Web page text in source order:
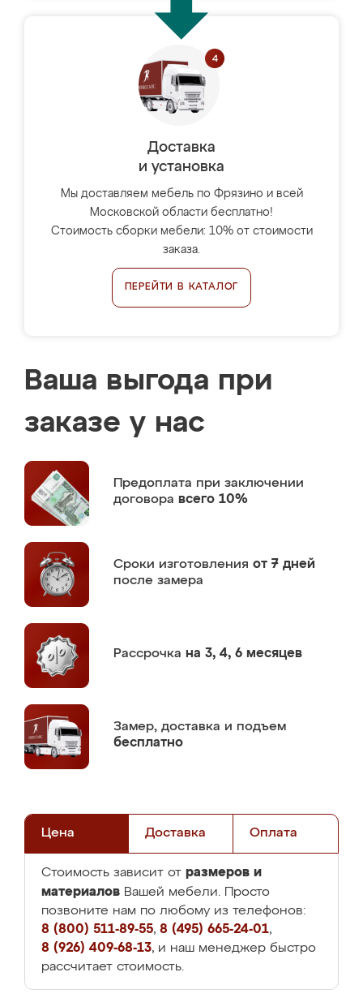
Доставка
и установка
Мы доставляем мебель по Фрязино и всей
Московской области бесплатно!
Стоимость сборки мебели: 10% от стоимости
заказа.
ПЕРЕЙТИ В КАТАЛОГ
Ваша выгода при
заказе у нас
Предоплата при заключении
договора всего 10%
Сроки изготовления от 7 дней
после замера
Рассрочка на 3, 4, 6 месяцев
Замер, доставка и подъем
бесплатно
Цена Доставка Оплата
Стоимость зависит от размеров и
материалов Вашей мебели. Просто
позвоните нам по любому из телефонов:
8 (800) 511-89-55, 8 (495) 665-24-01,
8 (926) 409-68-13, и наш менеджер быстро
рассчитает стоимость.